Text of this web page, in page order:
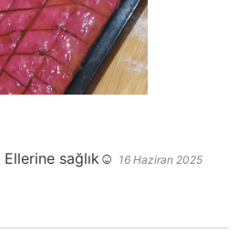
Ellerine sağlık☺️ 16 Haziran 2025